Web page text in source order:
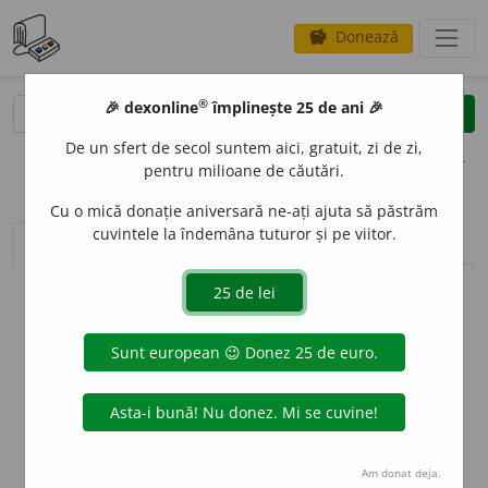
savings Donează
clear
opțiuni
sinteza definițiilor (1) definiții (12) declinări
info
Aceste definiții sunt compilate de
echipa dexonline. Definițiile
originale se află pe filadefiniții.
preferințe
🎉 dexonline® împlinește 25 de ani 🎉
De un sfert de secol suntem aici, gratuit, zi de zi,
pentru milioane de căutări.
Cu o mică donație aniversară ne-ați ajuta să păstrăm
cuvintele la îndemâna tuturor și pe viitor.
Am donat deja.